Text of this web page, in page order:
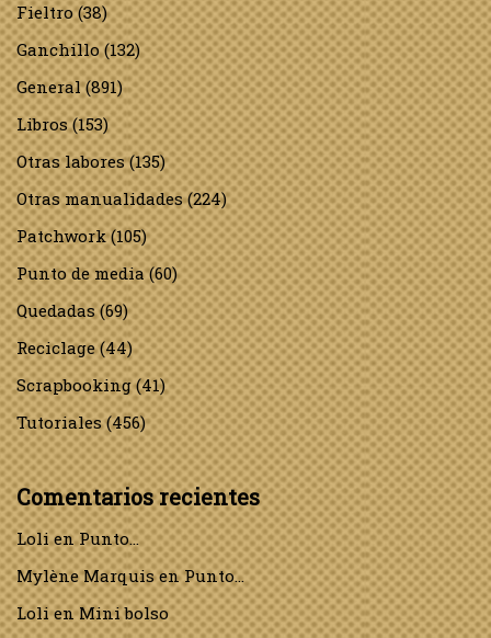
Fieltro(38)
Ganchillo(132)
General(891)
Libros(153)
Otras labores(135)
Otras manualidades(224)
Patchwork(105)
Punto de media(60)
Quedadas(69)
Reciclage(44)
Scrapbooking(41)
Tutoriales(456)
Comentarios recientes
LolienPunto…
Mylène MarquisenPunto…
LolienMini bolso